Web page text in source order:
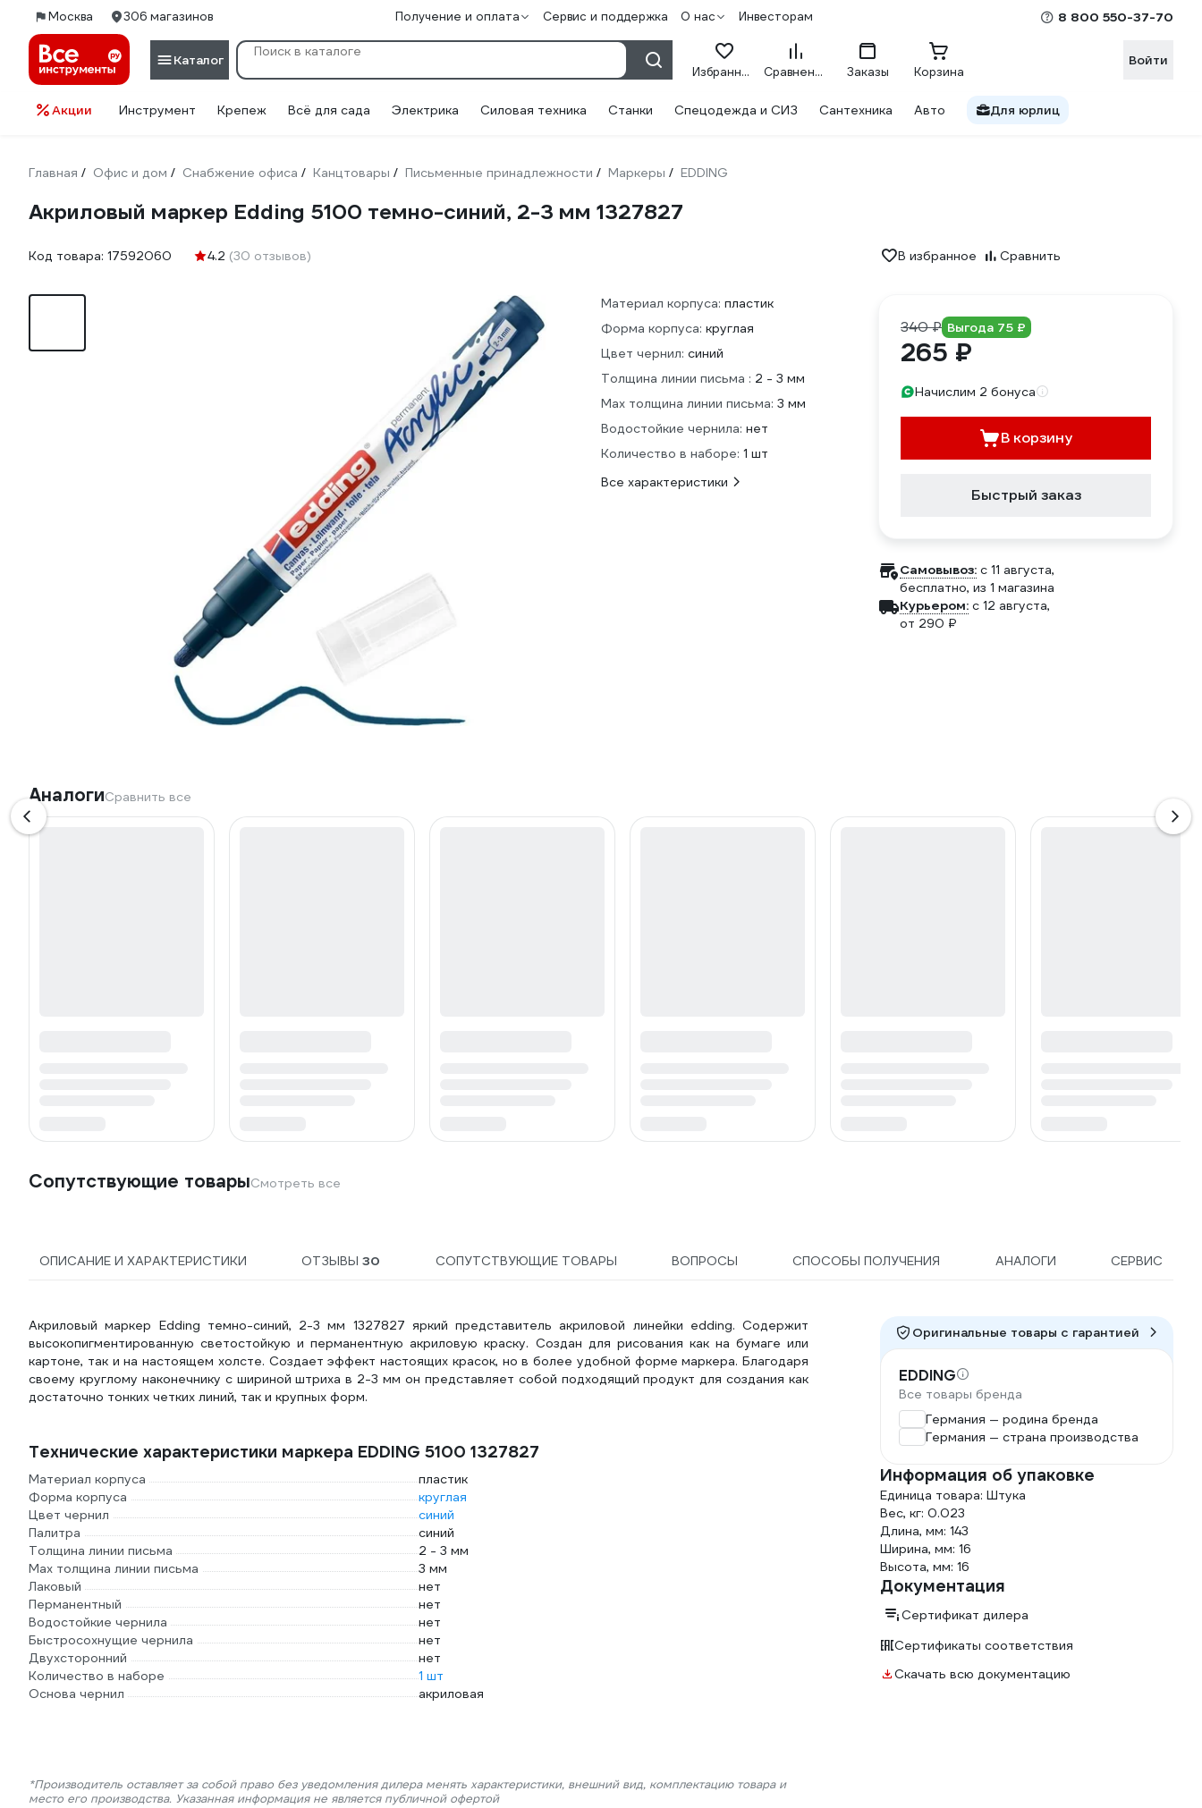
Москва 306 магазинов Получение и оплата Сервис и поддержка О нас Инвесторам 8 800 550-37-70
Каталог
Избранное Сравнение Заказы Корзина
Войти
Акции Инструмент Крепеж Всё для сада Электрика Силовая техника Станки Спецодежда и СИЗ Сантехника Авто Для юрлиц
Главная / Офис и дом / Снабжение офиса / Канцтовары / Письменные принадлежности / Маркеры / EDDING
Акриловый маркер Edding 5100 темно-синий, 2-3 мм 1327827
Код товара: 17592060 4.2 (30 отзывов) В избранное Сравнить
Материал корпуса: пластик
Форма корпуса: круглая
Цвет чернил: синий
Толщина линии письма : 2 - 3 мм
Мах толщина линии письма: 3 мм
Водостойкие чернила: нет
Количество в наборе: 1 шт
Все характеристики
340 ₽ Выгода 75 ₽
265 ₽
Начислим 2 бонуса
В корзину
Быстрый заказ
Самовывоз: c 11 августа,
бесплатно, из 1 магазина
Курьером: c 12 августа,
от 290 ₽
АналогиСравнить все
Сопутствующие товарыСмотреть все
ОПИСАНИЕ И ХАРАКТЕРИСТИКИ ОТЗЫВЫ30 СОПУТСТВУЮЩИЕ ТОВАРЫ ВОПРОСЫ СПОСОБЫ ПОЛУЧЕНИЯ АНАЛОГИ СЕРВИС
Акриловый маркер Edding темно-синий, 2-3 мм 1327827 яркий представитель акриловой линейки edding. Содержит
высокопигментированную светостойкую и перманентную акриловую краску. Создан для рисования как на бумаге или
картоне, так и на настоящем холсте. Создает эффект настоящих красок, но в более удобной форме маркера. Благодаря
своему круглому наконечнику с шириной штриха в 2-3 мм он представляет собой подходящий продукт для создания как
достаточно тонких четких линий, так и крупных форм.
Технические характеристики маркера EDDING 5100 1327827
Материал корпуса
пластик
Форма корпуса
круглая
Цвет чернил
синий
Палитра
синий
Толщина линии письма
2 - 3 мм
Мах толщина линии письма
3 мм
Лаковый
нет
Перманентный
нет
Водостойкие чернила
нет
Быстросохнущие чернила
нет
Двухсторонний
нет
Количество в наборе
1 шт
Основа чернил
акриловая
*Производитель оставляет за собой право без уведомления дилера менять характеристики, внешний вид, комплектацию товара и
место его производства. Указанная информация не является публичной офертой
Оригинальные товары c гарантией
EDDING
Все товары бренда
Германия — родина бренда
Германия — страна производства
Информация об упаковке
Единица товара: Штука
Вес, кг: 0.023
Длина, мм: 143
Ширина, мм: 16
Высота, мм: 16
Документация
Сертификат дилера
Сертификаты соответствия
Скачать всю документацию